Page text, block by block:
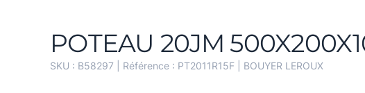
POTEAU 20JM
SKU : B58297 | Référence : PT2011R15F BOUYER LEROUX